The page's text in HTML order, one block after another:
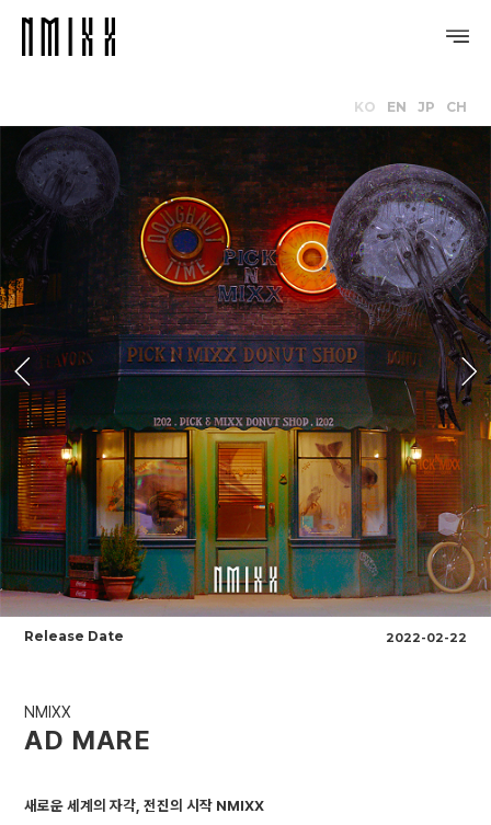
PROFILE
DISCOGRAPHY
GALLERY
VIDEO
NOTICE
SCHEDULE
KO EN JP CH
Release Date 2022-02-22
NMIXX
AD MARE
새로운 세계의 자각, 전진의 시작 NMIXX